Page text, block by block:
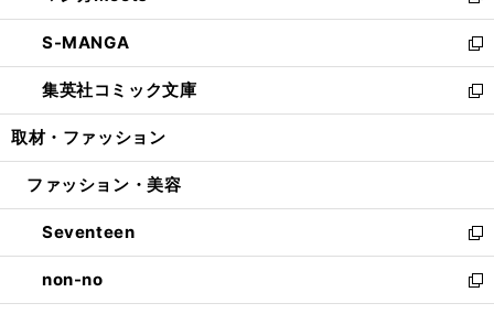
開
く
ウ
で
開
く
ン
ド
ウ
で
開
ウ
ィ
ン
ド
ウ
開
し
い
ウ
ィ
ン
ウ
開
く
S-MANGA
新
し
い
ウ
ン
ウ
で
開
く
集英社コミック文庫
新
し
ウ
ン
ド
ウ
で
開
取材・ファッション
ファッション・美容
Seventeen
新
し
い
ウ
non-no
新
し